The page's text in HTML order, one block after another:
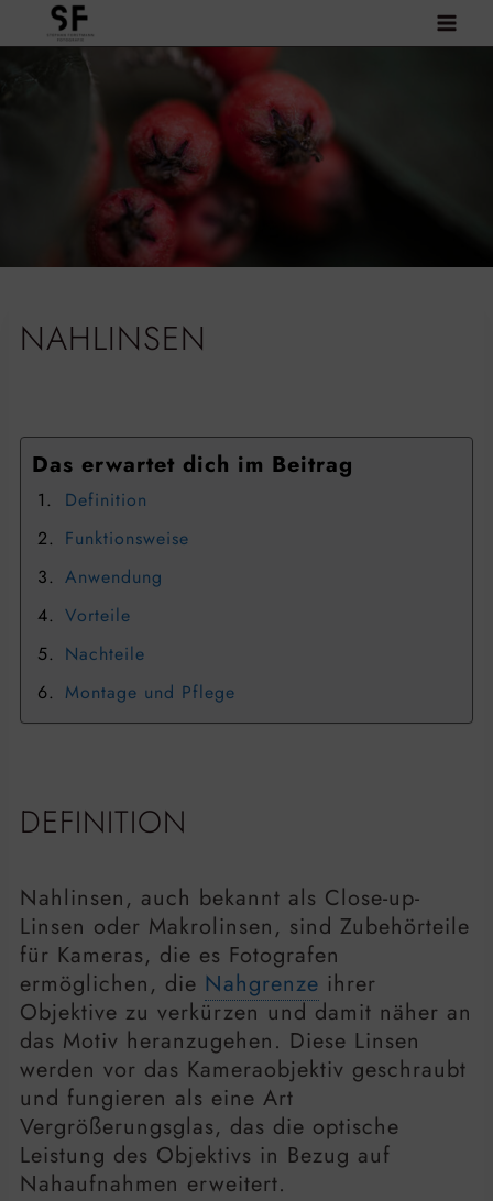
Inhalt
springen
NAHLINSEN
Das erwartet dich im Beitrag
Definition
Funktionsweise
Anwendung
Vorteile
Nachteile
Montage und Pflege
DEFINITION
Nahlinsen, auch bekannt als Close-up-
Linsen oder Makrolinsen, sind Zubehörteile
für Kameras, die es Fotografen
ermöglichen, die Nahgrenze ihrer
Objektive zu verkürzen und damit näher an
das Motiv heranzugehen. Diese Linsen
werden vor das Kameraobjektiv geschraubt
und fungieren als eine Art
Vergrößerungsglas, das die optische
Leistung des Objektivs in Bezug auf
Nahaufnahmen erweitert.